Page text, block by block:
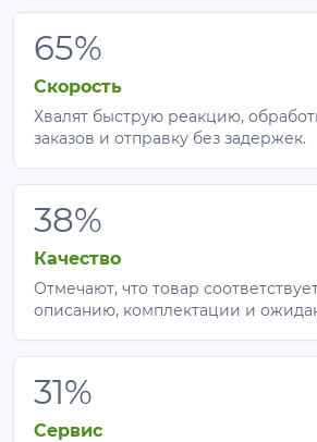
65%
Скорость
Хвалят быструю реакцию,
заказов и отправку без задержек.
38%
Качество
Отмечают, что товар
описанию, комплектации и
31%
Сервис